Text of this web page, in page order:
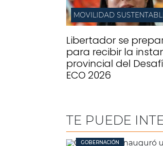
MOVILIDAD
Libertador se
para recibir la
provincial del
ECO 2026
TE PUEDE
GOBERNACIÓN